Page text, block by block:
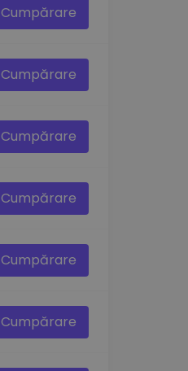
Cumpărare
Cumpărare
Cumpărare
Cumpărare
Cumpărare
Cumpărare